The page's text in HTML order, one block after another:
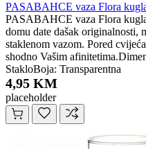
PASABAHCE vaza Flora
PASABAHCE vaza Flora
domu date dašak originalnosti,
staklenom vazom. Pored
shodno Vašim
StakloBoja: Transparentna
4,95 KM
placeholder